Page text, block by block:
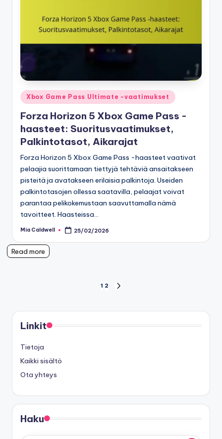
Posted
in
Xbox Game Pass Ultimate -vaatimukset
Forza Horizon 5 Xbox Game Pass -
haasteet: Suoritusvaatimukset,
Palkintotasot, Aikarajat
Forza Horizon 5 Xbox Game Pass -haasteet vaativat
pelaajia suorittamaan tiettyjä tehtäviä ansaitakseen
pisteitä ja avatakseen erilaisia palkintoja. Useiden
palkintotasojen ollessa saatavilla, pelaajat voivat
parantaa pelikokemustaan saavuttamalla nämä
tavoitteet. Haasteissa…
Posted
Mia Caldwell 25/02/2026
Read more
pagination
1 2
Linkit
Tietoja
Kaikki sisältö
Ota yhteys
Haku